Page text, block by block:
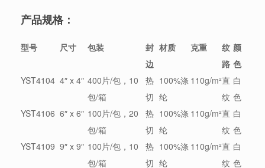
产品规格：
型号 尺寸 包装
封
边
材质 克重
纹
路
颜
色
YST4104 4″ x 4″ 400片/包，10
包/箱
热
切
100%涤
纶
110g/m²直
纹
白
色
YST4106 6″ x 6″ 100片/包，20
包/箱
热
切
100%涤
纶
110g/m²直
纹
白
色
YST4109 9″ x 9″ 100片/包，10
包/箱
热
切
100%涤
纶
110g/m²直
纹
白
色